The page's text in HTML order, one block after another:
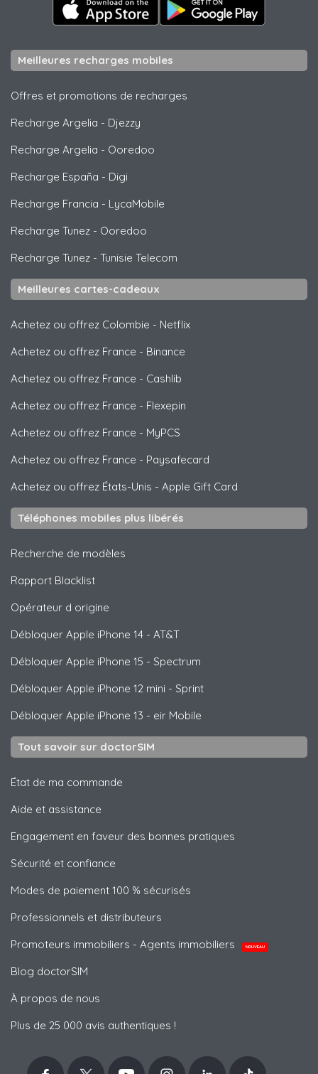
Meilleures recharges mobiles
Offres et promotions de recharges
Recharge Argelia - Djezzy
Recharge Argelia - Ooredoo
Recharge España - Digi
Recharge Francia - LycaMobile
Recharge Tunez - Ooredoo
Recharge Tunez - Tunisie Telecom
Meilleures cartes-cadeaux
Achetez ou offrez Colombie - Netflix
Achetez ou offrez France - Binance
Achetez ou offrez France - Cashlib
Achetez ou offrez France - Flexepin
Achetez ou offrez France - MyPCS
Achetez ou offrez France - Paysafecard
Achetez ou offrez États-Unis - Apple Gift Card
Téléphones mobiles plus libérés
Recherche de modèles
Rapport Blacklist
Opérateur d origine
Débloquer Apple iPhone 14 - AT&T
Débloquer Apple iPhone 15 - Spectrum
Débloquer Apple iPhone 12 mini - Sprint
Débloquer Apple iPhone 13 - eir Mobile
Tout savoir sur doctorSIM
État de ma commande
Aide et assistance
Engagement en faveur des bonnes pratiques
Sécurité et confiance
Modes de paiement 100 % sécurisés
Professionnels et distributeurs
Promoteurs immobiliers - Agents immobiliers
NOUVEAU
Blog doctorSIM
À propos de nous
Plus de 25 000 avis authentiques !